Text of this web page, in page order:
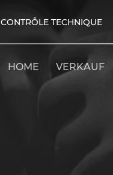
CONTRÔLE TECHNIQUE
HOME VERKAUF